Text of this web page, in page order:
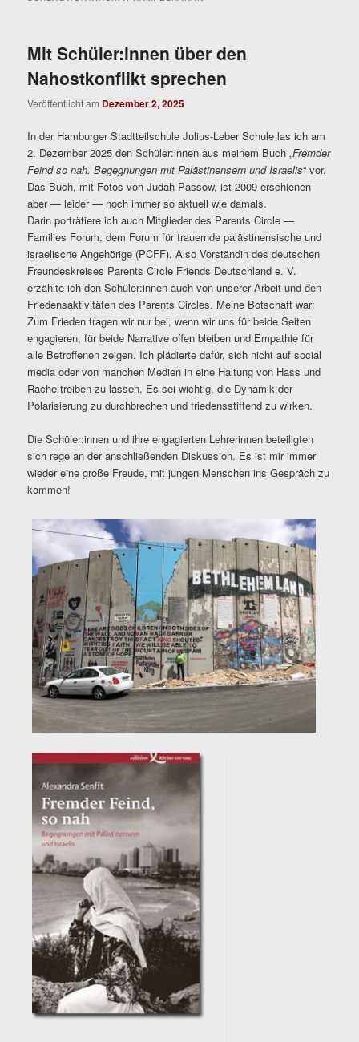
Mit Schüler:innen über den
Nahostkonflikt sprechen
Veröffentlicht am Dezember 2, 2025
In der Hamburger Stadtteilschule Julius-Leber Schule las ich am
2. Dezember 2025 den Schüler:innen aus meinem Buch „Fremder
Feind so nah. Begegnungen mit Palästinensern und Israelis“ vor.
Das Buch, mit Fotos von Judah Passow, ist 2009 erschienen
aber — leider — noch immer so aktuell wie damals.
Darin porträtiere ich auch Mitglieder des Parents Circle —
Families Forum, dem Forum für trauernde palästinensische und
israelische Angehörige (PCFF). Also Vorständin des deutschen
Freundeskreises Parents Circle Friends Deutschland e. V.
erzählte ich den Schüler:innen auch von unserer Arbeit und den
Friedensaktivitäten des Parents Circles. Meine Botschaft war:
Zum Frieden tragen wir nur bei, wenn wir uns für beide Seiten
engagieren, für beide Narrative offen bleiben und Empathie für
alle Betroffenen zeigen. Ich plädierte dafür, sich nicht auf social
media oder von manchen Medien in eine Haltung von Hass und
Rache treiben zu lassen. Es sei wichtig, die Dynamik der
Polarisierung zu durchbrechen und friedensstiftend zu wirken.
Die Schüler:innen und ihre engagierten Lehrerinnen beteiligten
sich rege an der anschließenden Diskussion. Es ist mir immer
wieder eine große Freude, mit jungen Menschen ins Gespräch zu
kommen!